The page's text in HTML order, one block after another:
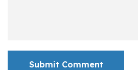
Submit Comment